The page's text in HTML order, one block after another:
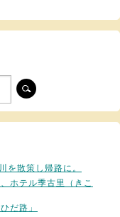
散策し帰路に。
ホテル季古里（きこ
だ路」